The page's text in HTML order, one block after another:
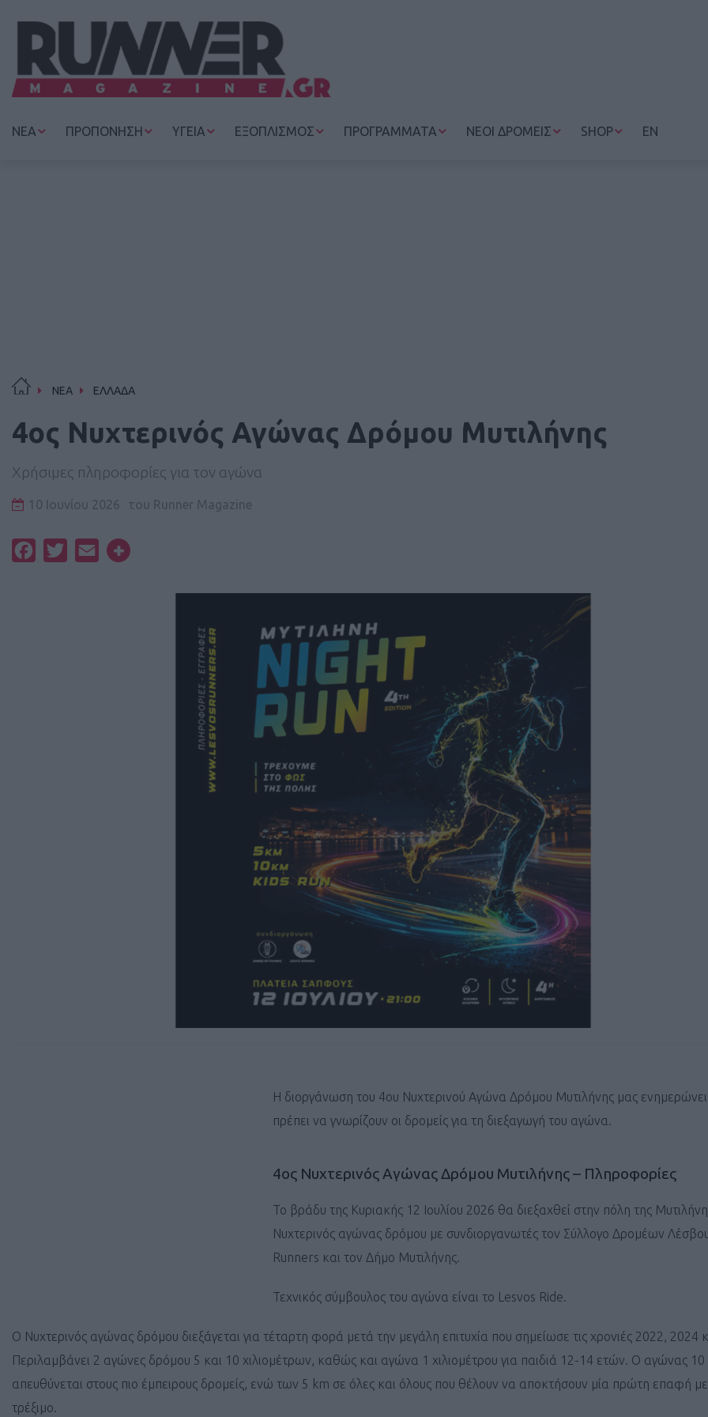
ΝΕΑ ΠΡΟΠΟΝΗΣΗ ΥΓΕΙΑ ΕΞΟΠΛΙΣΜΟΣ ΠΡΟΓΡΑΜΜΑΤΑ ΝΕΟΙ ΔΡΟΜΕΙΣ SHOP EN
ΝΕΑ ΕΛΛΑΔΑ
4ος Νυχτερινός Αγώνας Δρόμου Μυτιλήνης
Χρήσιμες πληροφορίες για τον αγώνα
10 Ιουνίου 2026 του Runner Magazine
FacebookTwitterEmail
H διοργάνωση του 4ου Νυχτερινού Αγώνα Δρόμου Μυτιλήνης μας
πρέπει να γνωρίζουν οι δρομείς για τη διεξαγωγή του αγώνα.
4ος Νυχτερινός Αγώνας Δρόμου Μυτιλήνης – Πληροφορίες
Το βράδυ της Κυριακής 12 Ιουλίου 2026 θα διεξαχθεί στην πόλη της
Νυχτερινός αγώνας δρόμου με συνδιοργανωτές τον Σύλλογο Δρομέων
Runners και τον Δήμο Μυτιλήνης.
Τεχνικός σύμβουλος του αγώνα είναι το Lesvos Ride.
Ο Νυχτερινός αγώνας δρόμου διεξάγεται για τέταρτη φορά μετά την μεγάλη επιτυχία που σημείωσε τις χρονιές 2022, 2024
Περιλαμβάνει 2 αγώνες δρόμου 5 και 10 χιλιομέτρων, καθώς και αγώνα 1 χιλιομέτρου για παιδιά 12-14 ετών. Ο αγώνας 10
απευθύνεται στους πιο έμπειρους δρομείς, ενώ των 5 km σε όλες και όλους που θέλουν να αποκτήσουν μία πρώτη επαφή
τρέξιμο.